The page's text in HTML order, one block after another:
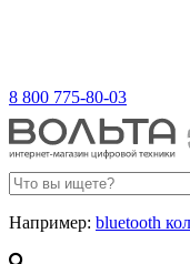
8 800 775-80-03
Например: bluetooth